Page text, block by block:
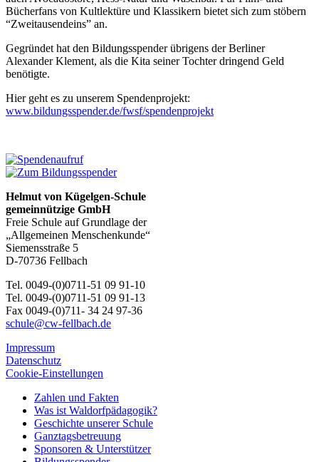
Bücherfans von Kultlektüre und Klassikern bietet sich zum stöbern
“Zweitausendeins” an.
Gegründet hat den Bildungsspender übrigens der Berliner
Alexander Klement, als die Kita seiner Tochter dringend Geld
benötigte.
Hier geht es zu unserem Spendenprojekt:
www.bildungsspender.de/fwsf/spendenprojekt
Helmut von Kügelgen-Schule
gemeinnützige GmbH
Freie Schule auf Grundlage der
„Allgemeinen Menschenkunde“
Siemensstraße 5
D-70736 Fellbach
Tel. 0049-(0)0711-51 09 91-10
Tel. 0049-(0)0711-51 09 91-13
Fax 0049-(0)711- 34 24 97-36
schule@cw-fellbach.de
Impressum
Datenschutz
Cookie-Einstellungen
Zahlen und Fakten
Was ist Waldorfpädagogik?
Geschichte unserer Schule
Ganztagsbetreuung
Sponsoren & Unterstützer